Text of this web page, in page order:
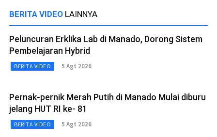
BERITA VIDEO LAINNYA
Peluncuran Erklika Lab di Manado, Dorong Sistem
Pembelajaran Hybrid
BERITA VIDEO 5 Agt 2026
Pernak-pernik Merah Putih di Manado Mulai diburu
jelang HUT RI ke- 81
BERITA VIDEO 5 Agt 2026